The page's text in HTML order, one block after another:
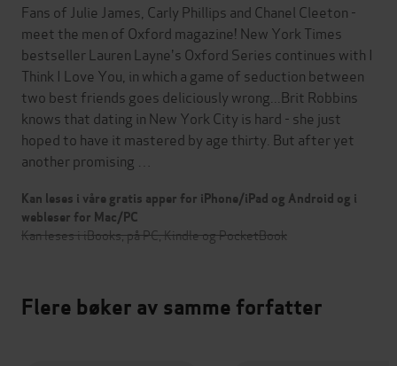
Fans of Julie James, Carly Phillips and Chanel Cleeton -
meet the men of Oxford magazine! New York Times
bestseller Lauren Layne's Oxford Series continues with I
Think I Love You, in which a game of seduction between
two best friends goes deliciously wrong...Brit Robbins
knows that dating in New York City is hard - she just
hoped to have it mastered by age thirty. But after yet
another promising …
Kan leses i våre gratis apper for iPhone/iPad og Android og i
webleser for Mac/PC
Kan leses i iBooks, på PC, Kindle og PocketBook
Flere bøker av samme forfatter